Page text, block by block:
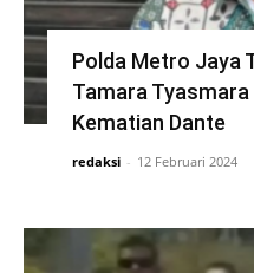
Polda Metro Jaya
Tamara
Kematian Dante
redaksi - 12 Februari 2024